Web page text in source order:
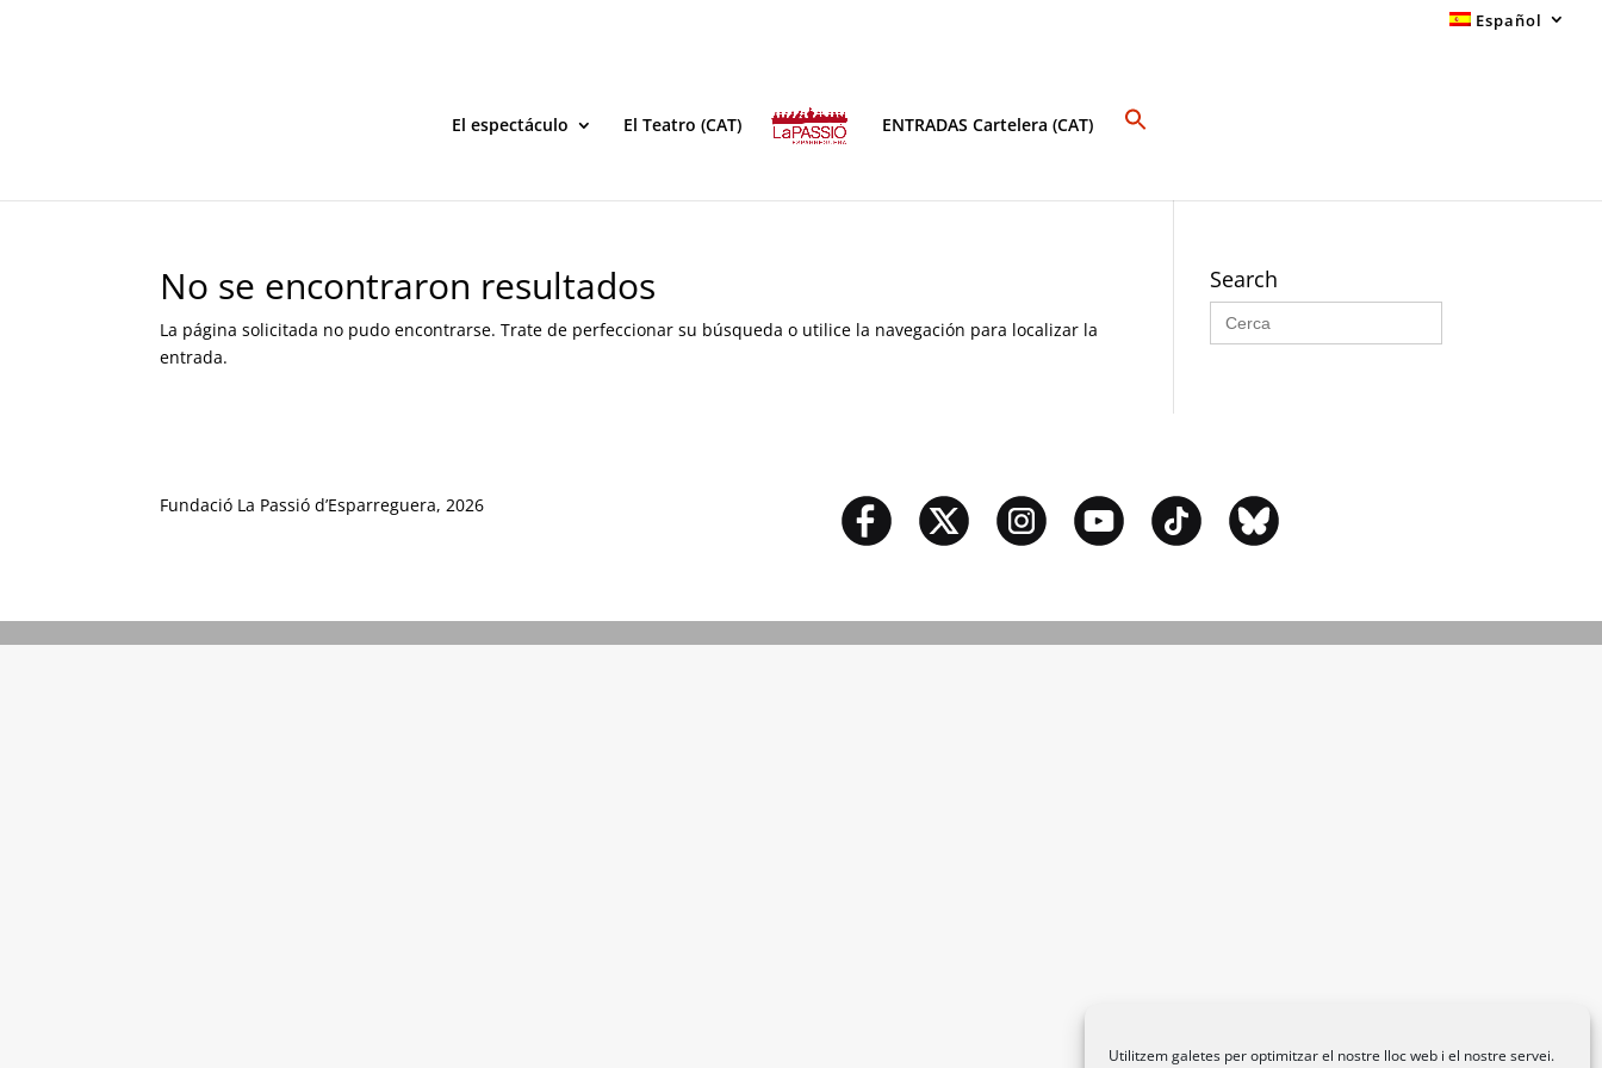
Utilitzem galetes per optimitzar el nostre lloc web i el nostre servei.
Español
El espectáculo El Teatro (CAT) ENTRADAS Cartelera (CAT)
No se encontraron resultados
La página solicitada no pudo encontrarse. Trate de perfeccionar su búsqueda o utilice la navegación para localizar la
entrada.
Search
Buscar:
Fundació La Passió d’Esparreguera, 2026